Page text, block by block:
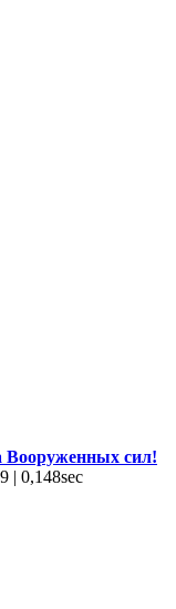
Вооруженных сил!
| 0,148sec